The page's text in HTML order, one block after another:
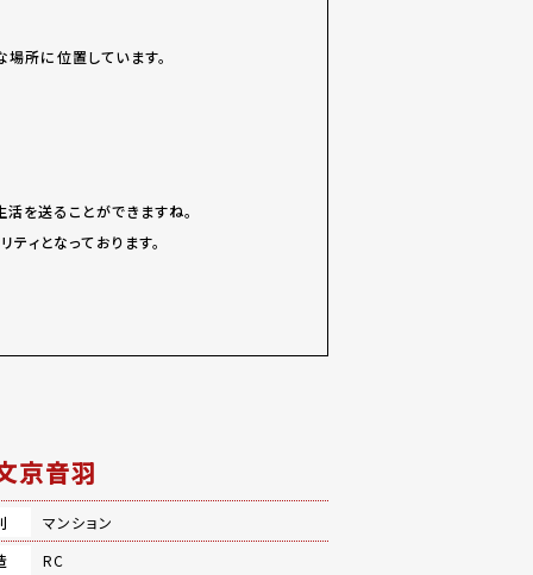
所に位置しています。
を送ることができますね。
ィとなっております。
京音羽
マンション
RC